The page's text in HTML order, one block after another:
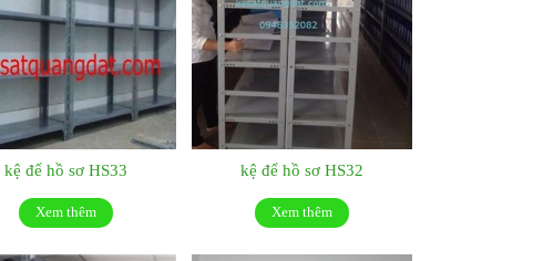
kệ để hồ sơ HS33
Xem thêm
kệ để hồ sơ HS32
Xem thêm